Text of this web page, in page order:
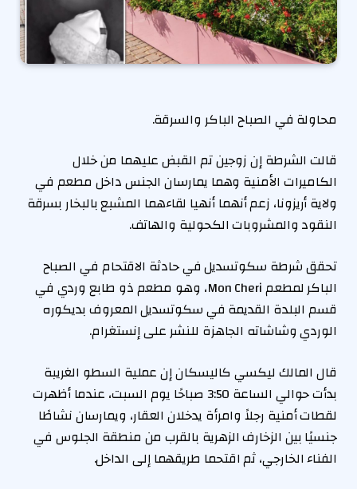
محاولة في الصباح الباكر والسرقة.
قالت الشرطة إن زوجين تم القبض عليهما من خلال
الكاميرات الأمنية وهما يمارسان الجنس داخل مطعم في
ولاية أريزونا، زعم أنهما أنهيا لقاءهما المشبع بالبخار بسرقة
النقود والمشروبات الكحولية والهاتف.
تحقق شرطة سكوتسديل في حادثة الاقتحام في الصباح
الباكر لمطعم Mon Cheri، وهو مطعم ذو طابع وردي في
قسم البلدة القديمة في سكوتسديل المعروف بديكوره
الوردي وشاشاته الجاهزة للنشر على إنستغرام.
قال المالك ليكسي كاليسكان إن عملية السطو الغريبة
بدأت حوالي الساعة 3:50 صباحًا يوم السبت، عندما أظهرت
لقطات أمنية رجلاً وامرأة يدخلان العقار، ويمارسان نشاطًا
جنسيًا بين الزخارف الزهرية بالقرب من منطقة الجلوس في
الفناء الخارجي، ثم اقتحما طريقهما إلى الداخل.